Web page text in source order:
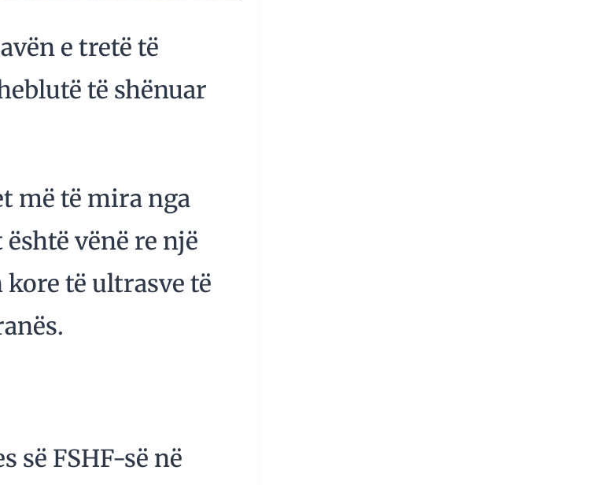
e tretë të
të shënuar
më të mira nga
vënë re një
të ultrasve të
së FSHF-së në